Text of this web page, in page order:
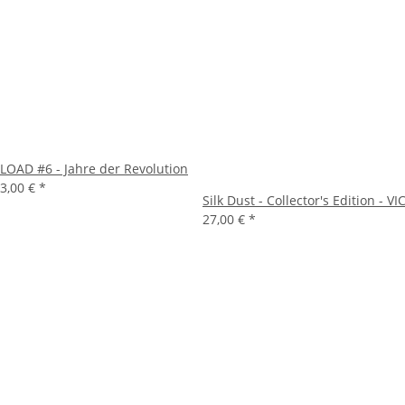
LOAD #6 - Jahre der Revolution
3,00 € *
Silk Dust - Collector's Edition -
27,00 € *